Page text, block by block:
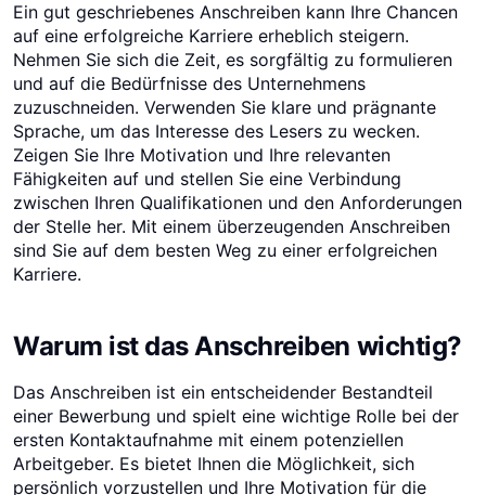
Ein gut geschriebenes Anschreiben kann Ihre Chancen
auf eine erfolgreiche Karriere erheblich steigern.
Nehmen Sie sich die Zeit, es sorgfältig zu formulieren
und auf die Bedürfnisse des Unternehmens
zuzuschneiden. Verwenden Sie klare und prägnante
Sprache, um das Interesse des Lesers zu wecken.
Zeigen Sie Ihre Motivation und Ihre relevanten
Fähigkeiten auf und stellen Sie eine Verbindung
zwischen Ihren Qualifikationen und den Anforderungen
der Stelle her. Mit einem überzeugenden Anschreiben
sind Sie auf dem besten Weg zu einer erfolgreichen
Karriere.
Warum ist das Anschreiben wichtig?
Das Anschreiben ist ein entscheidender Bestandteil
einer Bewerbung und spielt eine wichtige Rolle bei der
ersten Kontaktaufnahme mit einem potenziellen
Arbeitgeber. Es bietet Ihnen die Möglichkeit, sich
persönlich vorzustellen und Ihre Motivation für die